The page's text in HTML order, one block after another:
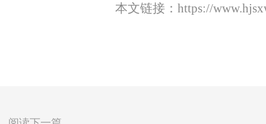
本文链接： https://